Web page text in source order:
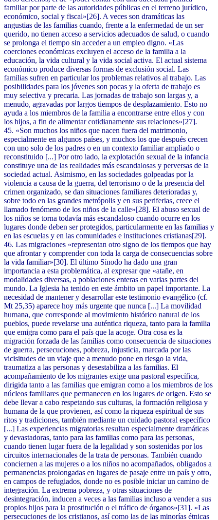
familiar por parte de las autoridades públicas en el terreno jurídico,
económico, social y fiscal»[26]. A veces son dramáticas las
angustias de las familias cuando, frente a la enfermedad de un ser
querido, no tienen acceso a servicios adecuados de salud, o cuando
se prolonga el tiempo sin acceder a un empleo digno. «Las
coerciones económicas excluyen el acceso de la familia a la
educación, la vida cultural y la vida social activa. El actual sistema
económico produce diversas formas de exclusión social. Las
familias sufren en particular los problemas relativos al trabajo. Las
posibilidades para los jóvenes son pocas y la oferta de trabajo es
muy selectiva y precaria. Las jornadas de trabajo son largas y, a
menudo, agravadas por largos tiempos de desplazamiento. Esto no
ayuda a los miembros de la familia a encontrarse entre ellos y con
los hijos, a fin de alimentar cotidianamente sus relaciones»[27].
45. «Son muchos los niños que nacen fuera del matrimonio,
especialmente en algunos países, y muchos los que después crecen
con uno solo de los padres o en un contexto familiar ampliado o
reconstituido [...] Por otro lado, la explotación sexual de la infancia
constituye una de las realidades más escandalosas y perversas de la
sociedad actual. Asimismo, en las sociedades golpeadas por la
violencia a causa de la guerra, del terrorismo o de la presencia del
crimen organizado, se dan situaciones familiares deterioradas y,
sobre todo en las grandes metrópolis y en sus periferias, crece el
llamado fenómeno de los niños de la calle»[28]. El abuso sexual de
los niños se torna todavía más escandaloso cuando ocurre en los
lugares donde deben ser protegidos, particularmente en las familias y
en las escuelas y en las comunidades e instituciones cristianas[29].
46. Las migraciones «representan otro signo de los tiempos que hay
que afrontar y comprender con toda la carga de consecuencias sobre
la vida familiar»[30]. El último Sínodo ha dado una gran
importancia a esta problemática, al expresar que «atañe, en
modalidades diversas, a poblaciones enteras en varias partes del
mundo. La Iglesia ha tenido en este ámbito un papel importante. La
necesidad de mantener y desarrollar este testimonio evangélico (cf.
Mt 25,35) aparece hoy más urgente que nunca [...] La movilidad
humana, que corresponde al movimiento histórico natural de los
pueblos, puede revelarse una auténtica riqueza, tanto para la familia
que emigra como para el país que la acoge. Otra cosa es la
migración forzada de las familias como consecuencia de situaciones
de guerra, persecuciones, pobreza, injusticia, marcada por las
vicisitudes de un viaje que a menudo pone en riesgo la vida,
traumatiza a las personas y desestabiliza a las familias. El
acompañamiento de los migrantes exige una pastoral específica,
dirigida tanto a las familias que emigran como a los miembros de los
núcleos familiares que permanecen en los lugares de origen. Esto se
debe llevar a cabo respetando sus culturas, la formación religiosa y
humana de la que provienen, así como la riqueza espiritual de sus
ritos y tradiciones, también mediante un cuidado pastoral específico
[...] Las experiencias migratorias resultan especialmente dramáticas
y devastadoras, tanto para las familias como para las personas,
cuando tienen lugar fuera de la legalidad y son sostenidas por los
circuitos internacionales de la trata de personas. También cuando
conciernen a las mujeres o a los niños no acompañados, obligados a
permanencias prolongadas en lugares de pasaje entre un país y otro,
en campos de refugiados, donde no es posible iniciar un camino de
integración. La extrema pobreza, y otras situaciones de
desintegración, inducen a veces a las familias incluso a vender a sus
propios hijos para la prostitución o el tráfico de órganos»[31]. «Las
persecuciones de los cristianos, así como las de las minorías étnicas